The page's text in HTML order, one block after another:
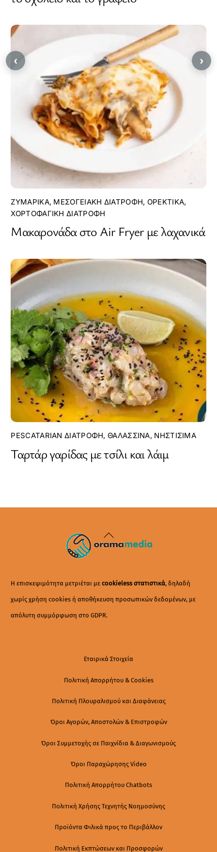
ΖΥΜΑΡΙΚΆ, ΜΕΣΟΓΕΙΑΚΉ ΔΙΑΤΡΟΦΉ, ΟΡΕΚΤΙΚΆ,
ΧΟΡΤΟΦΑΓΙΚΉ ΔΙΑΤΡΟΦΉ
Μακαρονάδα στο Αir Fryer με λαχανικά
PESCATARIAN ΔΙΑΤΡΟΦΉ, ΘΑΛΑΣΣΙΝΆ, ΝΗΣΤΊΣΙΜΑ
Ταρτάρ γαρίδας με τσίλι και λάιμ
Back
To
Η επισκεψιμότητα μετριέται μεcookieless στατιστικά, δηλαδή
χωρίς χρήση cookies ή αποθήκευση προσωπικών δεδομένων, με
απόλυτη συμμόρφωση στο GDPR.
Εταιρικά Στοιχεία
Πολιτική Απορρήτου & Cookies
Πολιτική Πλουραλισμού και Διαφάνειας
Όροι Αγορών, Αποστολών & Επιστροφών
Όροι Συμμετοχής σε Παιχνίδια & Διαγωνισμούς
Όροι Παραχώρησης Video
Πολιτική Απορρήτου Chatbots
Πολιτική Χρήσης Τεχνητής Νοημοσύνης
Προϊόντα Φιλικά προς το Περιβάλλον
Πολιτική Εκπτώσεων και Προσφορών
‹ ›